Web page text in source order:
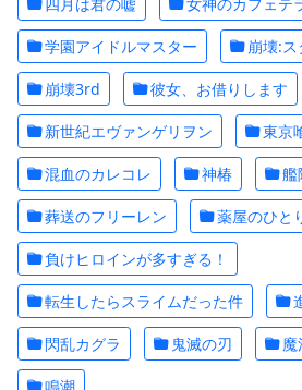
学園アイドルマスター 崩壊:
崩壊3rd 彼女、お借りします
新世紀エヴァンゲリヲン 東京
混血のカレコレ 神椿 艦
葬送のフリーレン 薬屋のひと
負けヒロインが多すぎる！
転生したらスライムだった件
閃乱カグラ 鬼滅の刃